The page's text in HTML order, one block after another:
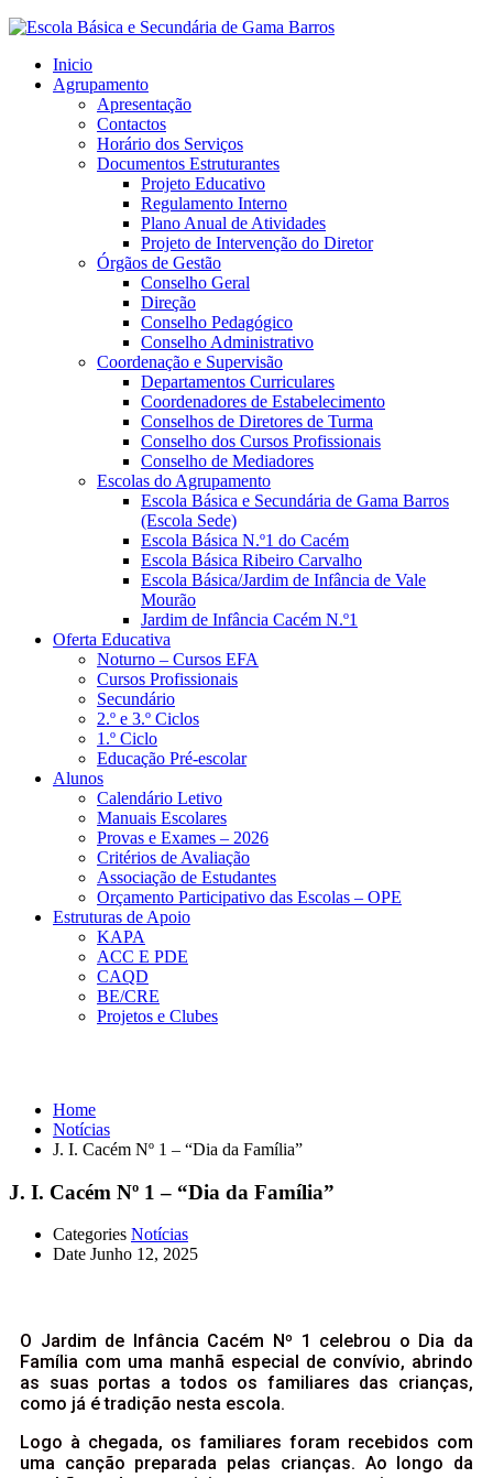
Inicio
Agrupamento
Apresentação
Contactos
Horário dos Serviços
Documentos Estruturantes
Projeto Educativo
Regulamento Interno
Plano Anual de Atividades
Projeto de Intervenção do Diretor
Órgãos de Gestão
Conselho Geral
Direção
Conselho Pedagógico
Conselho Administrativo
Coordenação e Supervisão
Departamentos Curriculares
Coordenadores de Estabelecimento
Conselhos de Diretores de Turma
Conselho dos Cursos Profissionais
Conselho de Mediadores
Escolas do Agrupamento
Escola Básica e Secundária de Gama Barros
(Escola Sede)
Escola Básica N.º1 do Cacém
Escola Básica Ribeiro Carvalho
Escola Básica/Jardim de Infância de Vale
Mourão
Jardim de Infância Cacém N.º1
Oferta Educativa
Noturno – Cursos EFA
Cursos Profissionais
Secundário
2.º e 3.º Ciclos
1.º Ciclo
Educação Pré-escolar
Alunos
Calendário Letivo
Manuais Escolares
Provas e Exames – 2026
Critérios de Avaliação
Associação de Estudantes
Orçamento Participativo das Escolas – OPE
Estruturas de Apoio
KAPA
ACC E PDE
CAQD
BE/CRE
Projetos e Clubes
Home
Notícias
J. I. Cacém Nº 1 – “Dia da Família”
J. I. Cacém Nº 1 – “Dia da Família”
Categories Notícias
Date Junho 12, 2025
O Jardim de Infância Cacém Nº 1 celebrou o Dia da
Família com uma manhã especial de convívio, abrindo
as suas portas a todos os familiares das crianças,
como já é tradição nesta escola.
Logo à chegada, os familiares foram recebidos com
uma canção preparada pelas crianças. Ao longo da